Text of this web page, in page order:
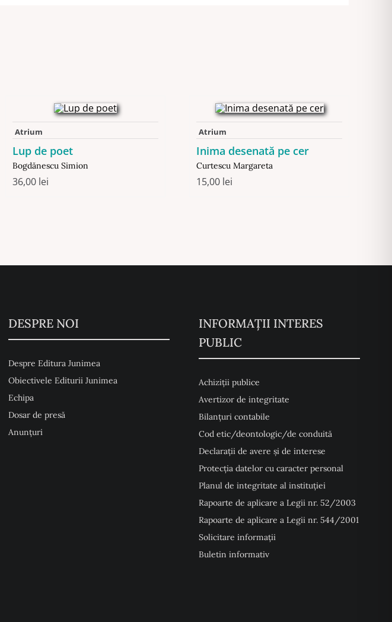
Atrium
Lup de poet
Bogdănescu Simion
36,00 lei
Atrium
Inima desenată pe cer
Curtescu Margareta
15,00 lei
DESPRE NOI
Despre Editura Junimea
Obiectivele Editurii Junimea
Echipa
Dosar de presă
Anunţuri
INFORMAȚII INTERES
PUBLIC
Achiziții publice
Avertizor de integritate
Bilanțuri contabile
Cod etic/deontologic/de conduită
Declarații de avere și de interese
Protecția datelor cu caracter personal
Planul de integritate al instituției
Rapoarte de aplicare a Legii nr. 52/2003
Rapoarte de aplicare a Legii nr. 544/2001
Solicitare informații
Buletin informativ